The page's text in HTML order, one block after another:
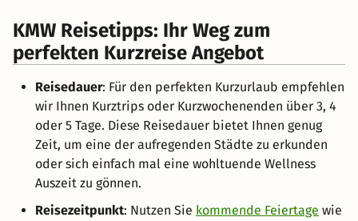
KMW Reisetipps: Ihr Weg zum
perfekten Kurzreise Angebot
Reisedauer: Für den perfekten Kurzurlaub empfehlen
wir Ihnen Kurztrips oder Kurzwochenenden über 3, 4
oder 5 Tage. Diese Reisedauer bietet Ihnen genug
Zeit, um eine der aufregenden Städte zu erkunden
oder sich einfach mal eine wohltuende Wellness
Auszeit zu gönnen.
Reisezeitpunkt: Nutzen Sie kommende Feiertage wie